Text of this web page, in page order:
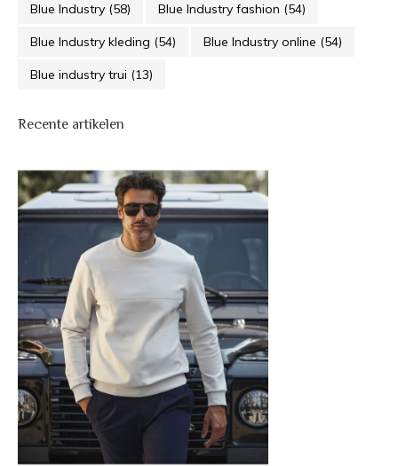
Blue Industry (58) Blue Industry fashion (54)
Blue Industry kleding (54) Blue Industry online (54)
Blue industry trui (13)
Recente artikelen